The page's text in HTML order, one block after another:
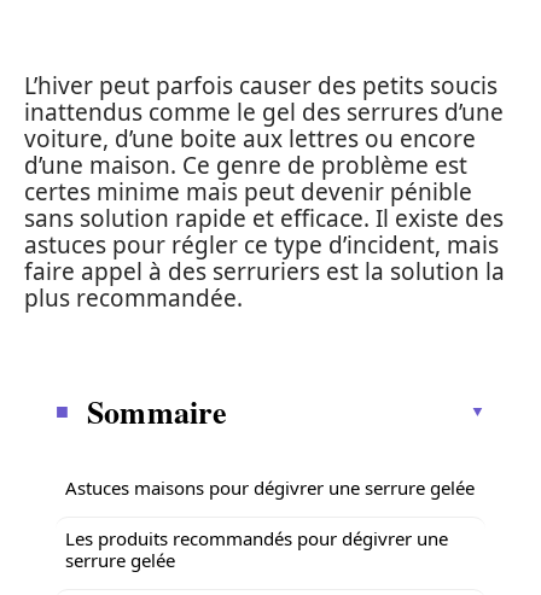
L’hiver peut parfois causer des petits soucis
inattendus comme le gel des serrures d’une
voiture, d’une boite aux lettres ou encore
d’une maison. Ce genre de problème est
certes minime mais peut devenir pénible
sans solution rapide et efficace. Il existe des
astuces pour régler ce type d’incident, mais
faire appel à des serruriers est la solution la
plus recommandée.
Sommaire
Astuces maisons pour dégivrer une serrure gelée
Les produits recommandés pour dégivrer une
serrure gelée